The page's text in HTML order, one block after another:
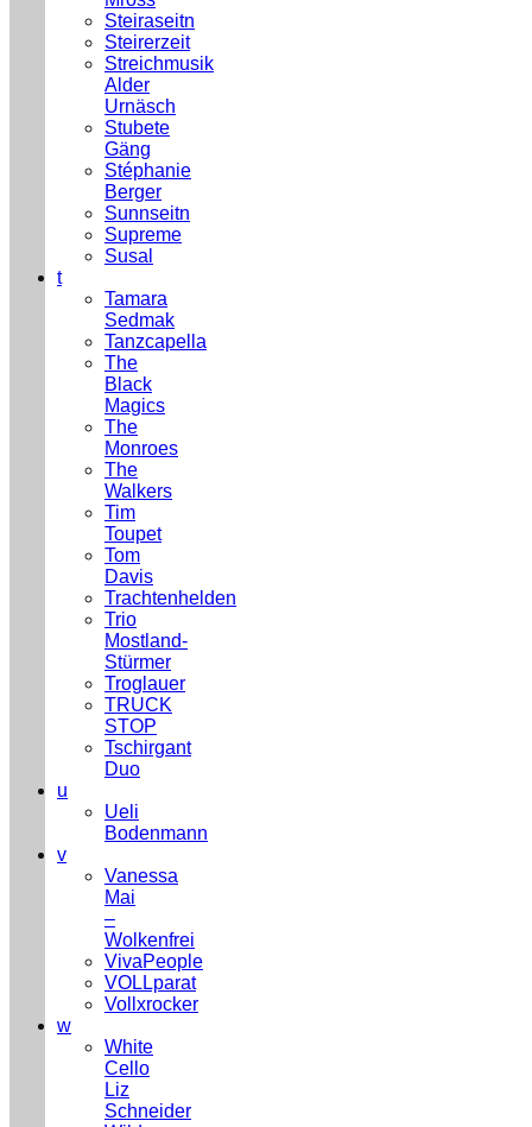
Steiraseitn
Steirerzeit
Streichmusik
Alder
Urnäsch
Stubete
Gäng
Stéphanie
Berger
Sunnseitn
Supreme
Susal
t
Tamara
Sedmak
Tanzcapella
The
Black
Magics
The
Monroes
The
Walkers
Tim
Toupet
Tom
Davis
Trachtenhelden
Trio
Mostland-
Stürmer
Troglauer
TRUCK
STOP
Tschirgant
Duo
u
Ueli
Bodenmann
v
Vanessa
Mai
–
Wolkenfrei
VivaPeople
VOLLparat
Vollxrocker
w
White
Cello
Liz
Schneider